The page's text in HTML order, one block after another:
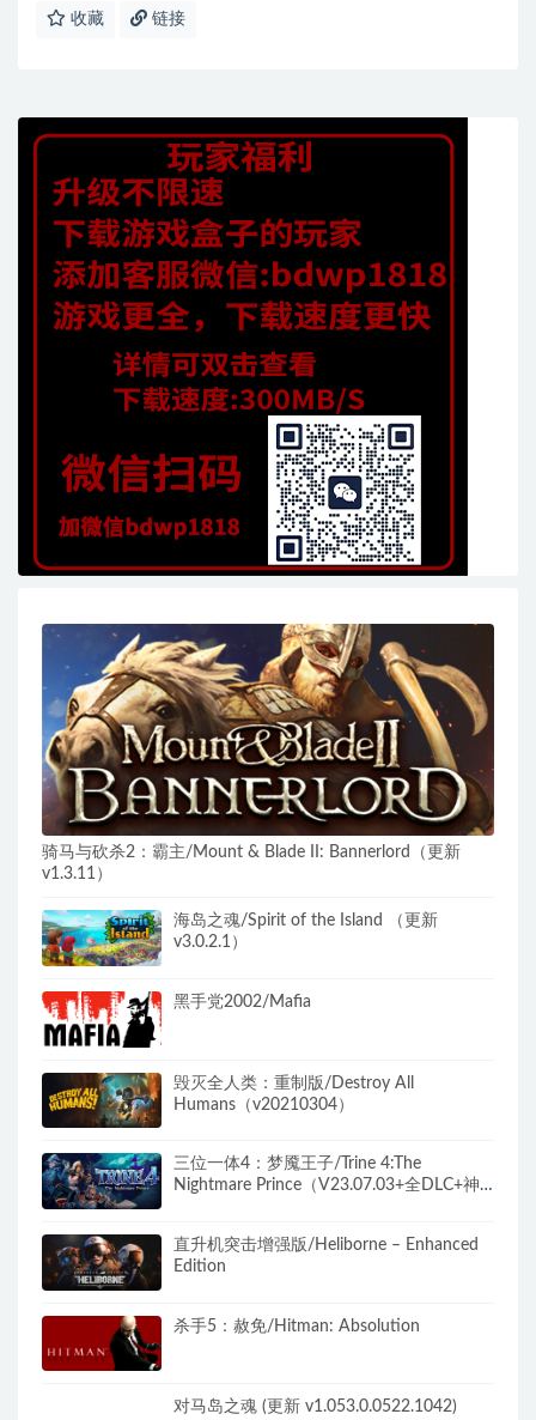
收藏 链接
骑马与砍杀2：霸主/Mount & Blade II: Bannerlord（更新
v1.3.11）
海岛之魂/Spirit of the Island （更新
v3.0.2.1）
黑手党2002/Mafia
毁灭全人类：重制版/Destroy All
Humans（v20210304）
三位一体4：梦魇王子/Trine 4:The
Nightmare Prince（V23.07.03+全DLC+神
直升机突击增强版/Heliborne – Enhanced
Edition
杀手5：赦免/Hitman: Absolution
对马岛之魂 (更新 v1.053.0.0522.1042)